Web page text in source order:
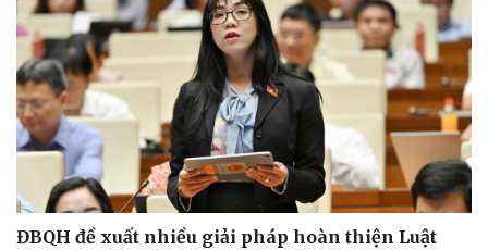
ĐBQH đề xuất nhiều giải pháp hoàn thiện Luật